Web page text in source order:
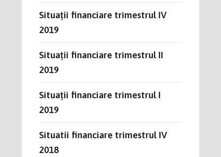
Situații financiare trimestrul IV
2019
Situații financiare trimestrul II
2019
Situații financiare trimestrul I
2019
Situatii financiare trimestrul IV
2018